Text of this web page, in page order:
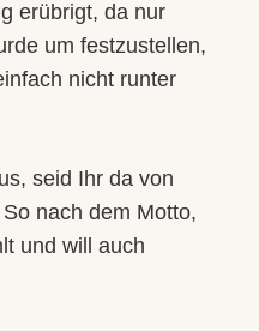
erübrigt, da nur
um festzustellen,
nicht runter
seid Ihr da von
nach dem Motto,
und will auch